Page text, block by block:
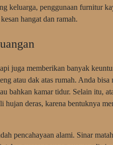
keluarga, penggunaan furnitur
hangat dan ramah.
juga memberikan banyak
atau dak atas rumah. Anda bisa
bahkan kamar tidur. Selain itu,
hujan deras, karena bentuknya
pencahayaan alami. Sinar